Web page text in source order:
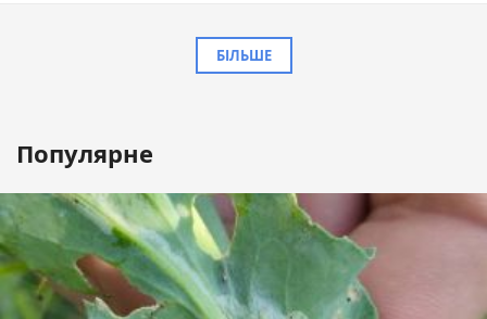
БІЛЬШЕ
Популярне